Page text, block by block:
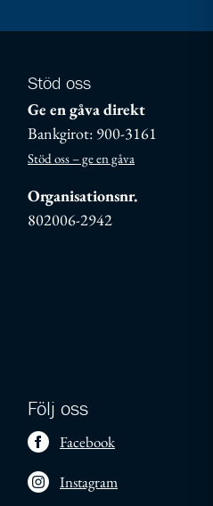
Stöd oss
Ge en gåva direkt
Bankgirot: 900-3161
Stöd oss – ge en gåva
Organisationsnr.
802006-2942
Följ oss
Facebook
Instagram